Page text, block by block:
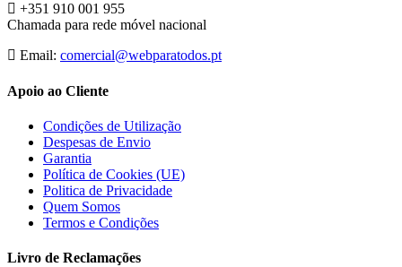
+351 910 001 955
Chamada para rede móvel nacional
Email: comercial@webparatodos.pt
Apoio ao Cliente
Condições de Utilização
Despesas de Envio
Garantia
Política de Cookies (UE)
Politica de Privacidade
Quem Somos
Termos e Condições
Livro de Reclamações